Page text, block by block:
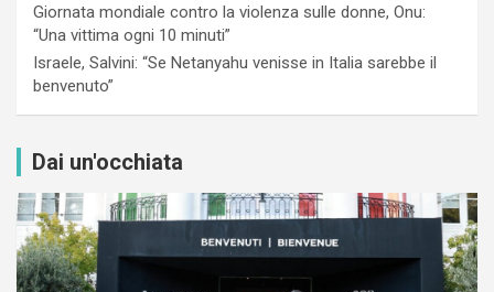
Giornata mondiale contro la violenza sulle donne, Onu:
“Una vittima ogni 10 minuti”
Israele, Salvini: “Se Netanyahu venisse in Italia sarebbe il
benvenuto”
Dai un'occhiata